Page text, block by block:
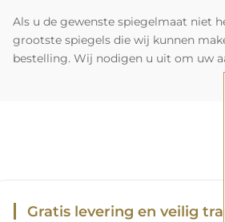
Als u de gewenste spiegelmaat niet
grootste spiegels die wij kunnen
bestelling. Wij nodigen u uit om uw
Gratis levering en veilig